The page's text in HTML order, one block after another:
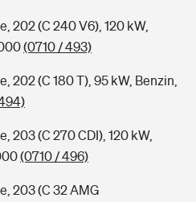
202 (C 240 V6), 120 kW,
(0710 / 493)
202 (C 180 T), 95 kW, Benzin,
203 (C 270 CDI), 120 kW,
(0710 / 496)
203 (C 32 AMG